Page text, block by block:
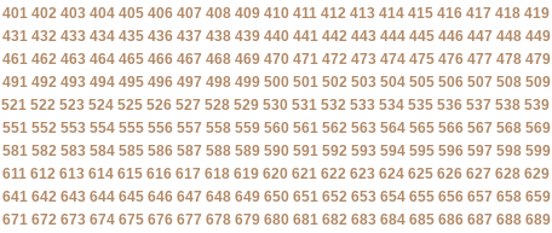
401 402 403 404 405 406 407 408 409 410 411 412 413 414 415 416 417 418 419
431 432 433 434 435 436 437 438 439 440 441 442 443 444 445 446 447 448 449
461 462 463 464 465 466 467 468 469 470 471 472 473 474 475 476 477 478 479
491 492 493 494 495 496 497 498 499 500 501 502 503 504 505 506 507 508 509
521 522 523 524 525 526 527 528 529 530 531 532 533 534 535 536 537 538 539
551 552 553 554 555 556 557 558 559 560 561 562 563 564 565 566 567 568 569
581 582 583 584 585 586 587 588 589 590 591 592 593 594 595 596 597 598 599
611 612 613 614 615 616 617 618 619 620 621 622 623 624 625 626 627 628 629
641 642 643 644 645 646 647 648 649 650 651 652 653 654 655 656 657 658 659
671 672 673 674 675 676 677 678 679 680 681 682 683 684 685 686 687 688 689